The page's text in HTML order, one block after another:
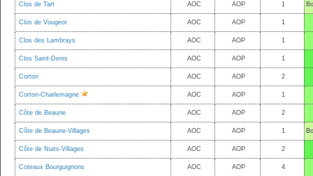
Clos de Tart
AOC AOP 1
Clos de Vougeot AOC AOP 1
Clos des Lambrays
AOC AOP 1
Clos Saint-Denis
AOC AOP 1
Corton
AOC AOP 2
Corton-Charlemagne
AOC AOP 1
Côte de Beaune
AOC AOP 2
Côte de Beaune-Villages
AOC AOP 1
Côte de Nuits-Villages AOC AOP 2
Coteaux Bourguignons
AOC AOP 4